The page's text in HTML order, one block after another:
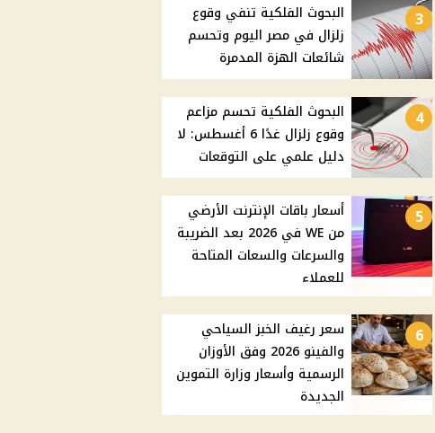
3
البحوث الفلكية تنفي وقوع
زلزال في مصر اليوم وتحسم
شائعات الهزة المدمرة
4
البحوث الفلكية تحسم مزاعم
وقوع زلزال غدًا 6 أغسطس: لا
دليل علمي على التوقعات
5
أسعار باقات الإنترنت الأرضي
من WE في 2026 بعد الضريبة
والسرعات والسعات المتاحة
للعملاء
6
سعر رغيف الخبز السياحي
والفينو 2026 وفق الأوزان
الرسمية وأسعار وزارة التموين
الجديدة